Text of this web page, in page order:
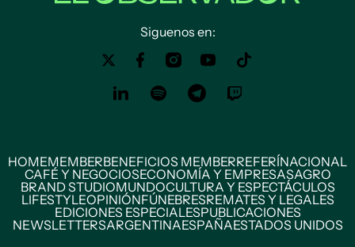
Siguenos en:
HOMEMEMBERBENEFICIOS MEMBERREFERÍNACIONAL
CAFÉ Y NEGOCIOSECONOMÍA Y EMPRESASAGRO
BRAND STUDIOMUNDOCULTURA Y ESPECTÁCULOS
LIFESTYLEOPINIÓNFÚNEBRESREMATES Y LEGALES
EDICIONES ESPECIALESPUBLICACIONES
NEWSLETTERSARGENTINAESPAÑAESTADOS UNIDOS